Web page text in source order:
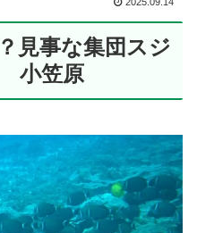
見事な集団スジ
小笠原